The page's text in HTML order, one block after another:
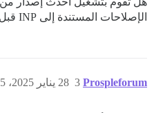
الإصلاحات المستندة إلى INP قبل شهر.
Prospleforum 28 يناير 2025، 10:35م 3